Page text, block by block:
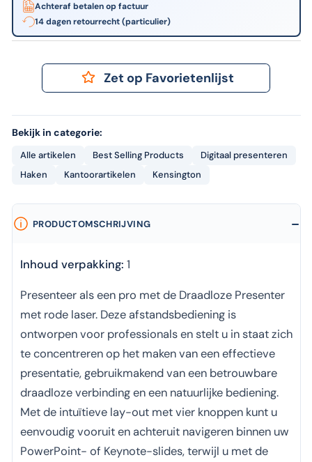
Achteraf betalen op factuur
14 dagen retourrecht (particulier)
Zet op Favorietenlijst
Bekijk in categorie:
Alle artikelen Best Selling Products
Digitaal presenteren
Haken
Kantoorartikelen Kensington
PRODUCTOMSCHRIJVING
Inhoud verpakking: 1
Presenteer als een pro met de Draadloze Presenter
met rode laser. Deze afstandsbediening is
ontworpen voor professionals en stelt u in staat zich
te concentreren op het maken van een effectieve
presentatie, gebruikmakend van een betrouwbare
draadloze verbinding en een natuurlijke bediening.
Met de intuïtieve lay-out met vier knoppen kunt u
eenvoudig vooruit en achteruit navigeren binnen uw
PowerPoint- of Keynote-slides, terwijl u met de